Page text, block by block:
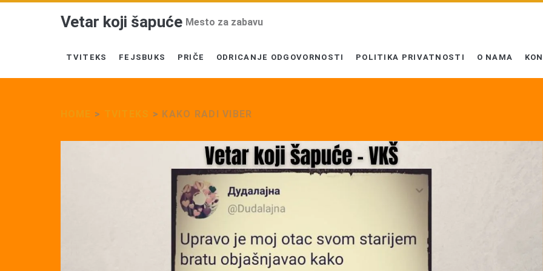
Vetar koji šapuće Mesto za zabavu
TVITEKS FEJSBUKS PRIČE ODRICANJE ODGOVORNOSTI POLITIKA PRIVATNOSTI O NAMA
> > KAKO RADI VIBER